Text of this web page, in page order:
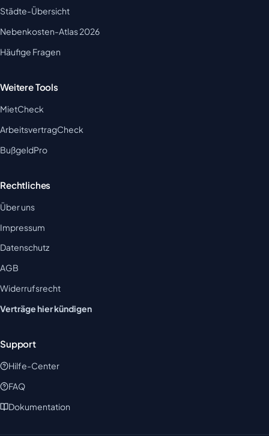
Städte-Übersicht
Nebenkosten-Atlas 2026
Häufige Fragen
Weitere Tools
MietCheck
ArbeitsvertragCheck
BußgeldPro
Rechtliches
Über uns
Impressum
Datenschutz
AGB
Widerrufsrecht
Verträge hier kündigen
Support
Hilfe-Center
FAQ
Dokumentation